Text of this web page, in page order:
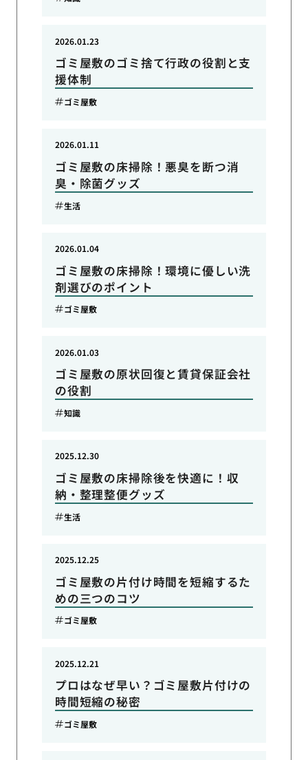
ゴミ屋敷のゴミ捨て行政の役割と支
援体制
2026.01.23
ゴミ屋敷
ゴミ屋敷の床掃除！悪臭を断つ消
臭・除菌グッズ
2026.01.11
生活
ゴミ屋敷の床掃除！環境に優しい洗
剤選びのポイント
2026.01.04
ゴミ屋敷
ゴミ屋敷の原状回復と賃貸保証会社
の役割
2026.01.03
知識
ゴミ屋敷の床掃除後を快適に！収
納・整理整便グッズ
2025.12.30
生活
ゴミ屋敷の片付け時間を短縮するた
めの三つのコツ
2025.12.25
ゴミ屋敷
プロはなぜ早い？ゴミ屋敷片付けの
時間短縮の秘密
2025.12.21
ゴミ屋敷